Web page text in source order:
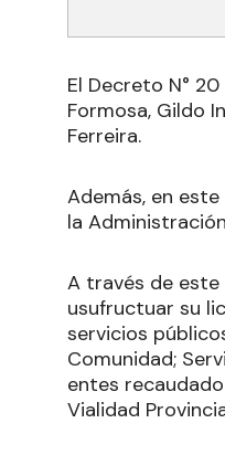
El Decreto N°
Formosa, Gildo
Ferreira.
Además, en
la
A través de
usufructuar su
servicios
Comunidad;
entes
Vialidad